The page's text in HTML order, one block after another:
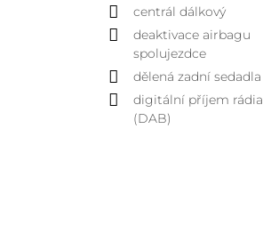
centrál dálkový
deaktivace airbagu
spolujezdce
dělená zadní sedadla
digitální příjem rádia
(DAB)